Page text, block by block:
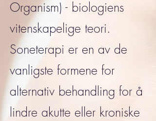
Organism) - biologiens
vitenskapelige teori.
Soneterapi er en av de
vanligste formene for
alternativ behandling for å
lindre akutte eller kroniske